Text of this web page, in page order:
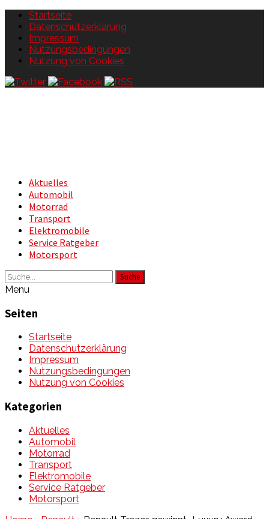
Startseite
Datenschutzerklärung
Impressum
Nutzungsbedingungen
Nutzung von Cookies
Aktuelles
Automobil
Motorrad
Transport
Elektromobile
Service Ratgeber
Motorsport
Suche
Menu
Seiten
Startseite
Datenschutzerklärung
Impressum
Nutzungsbedingungen
Nutzung von Cookies
Kategorien
Aktuelles
Automobil
Motorrad
Transport
Elektromobile
Service Ratgeber
Motorsport